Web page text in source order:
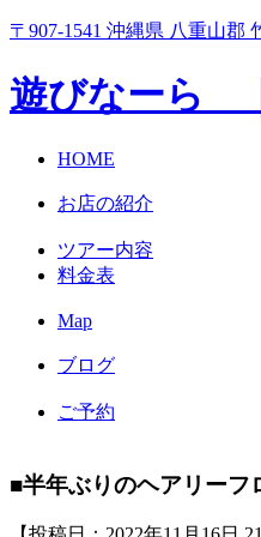
〒907-1541 沖縄県 八重山郡
遊びなーら
HOME
お店の紹介
ツアー内容
料金表
Map
ブログ
ご予約
■半年ぶりのヘアリーフ